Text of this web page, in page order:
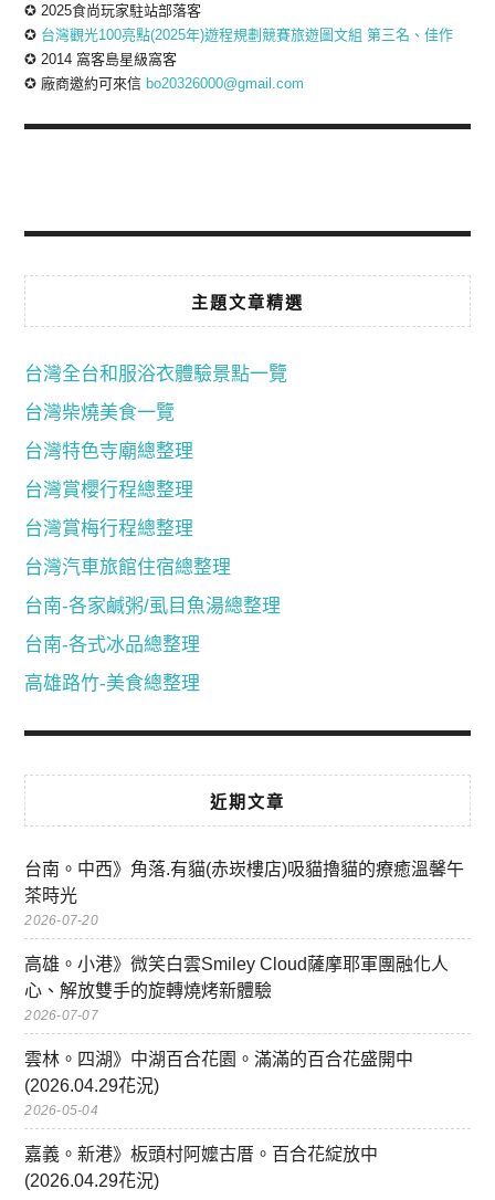
✪ 2025食尚玩家駐站部落客
✪ 台灣觀光100亮點(2025年)遊程規劃競賽旅遊圖文組 第三名、佳作
✪ 2014 窩客島星級窩客
✪ 廠商邀約可來信 bo20326000@gmail.com
主題文章精選
台灣全台和服浴衣體驗景點一覽
台灣柴燒美食一覽
台灣特色寺廟總整理
台灣賞櫻行程總整理
台灣賞梅行程總整理
台灣汽車旅館住宿總整理
台南-各家鹹粥/虱目魚湯總整理
台南-各式冰品總整理
高雄路竹-美食總整理
近期文章
台南。中西》角落.有貓(赤崁樓店)吸貓擼貓的療癒溫馨午
茶時光
2026-07-20
高雄。小港》微笑白雲Smiley Cloud薩摩耶軍團融化人
心、解放雙手的旋轉燒烤新體驗
2026-07-07
雲林。四湖》中湖百合花園。滿滿的百合花盛開中
(2026.04.29花況)
2026-05-04
嘉義。新港》板頭村阿嬤古厝。百合花綻放中
(2026.04.29花況)